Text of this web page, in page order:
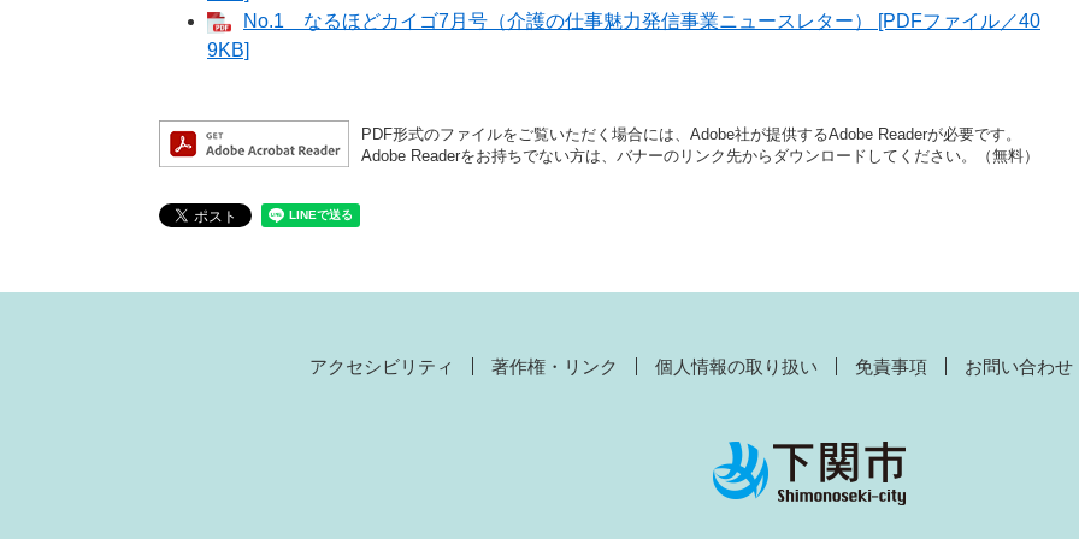
No.1 なるほどカイゴ7月号（介護の仕事魅力発信事業ニュースレター） [PDFファイル／40
9KB]
PDF形式のファイルをご覧いただく場合には、Adobe社が提供するAdobe Readerが必要です。
Adobe Readerをお持ちでない方は、バナーのリンク先からダウンロードしてください。（無料）
アクセシビリティ 著作権・リンク 個人情報の取り扱い 免責事項 お問い合わせ